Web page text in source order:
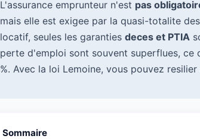
L'assurance emprunteur n'est pas
mais elle est exigee par la quasi-totalite
locatif, seules les garanties deces et PTIA
perte d'emploi sont souvent superflues,
%. Avec la loi Lemoine, vous pouvez
Sommaire